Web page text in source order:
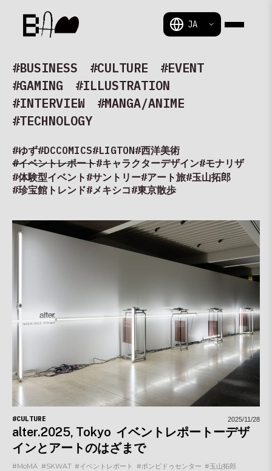
#BUSINESS #CULTURE
#EVENT
#GAMING
#ILLUSTRATION
#INTERVIEW
#MANGA/ANIME
#TECHNOLOGY
#ゆず#DCCOMICS#LIGTON#西洋美術
#イベントレポート#キャラクターデザイン#モナリザ
#体験型イベント #サントリー#アート旅#玉山拓郎
#珍宝館 トレンド#メキシコ#東京散歩
#CULTURE
alter.2025, Tokyo イベントレポートーデザ
インとアートのはざまで
#MoMA #SKWAT #イベントレポート #ポンピドゥセンター #玉山拓郎
2025/11/28